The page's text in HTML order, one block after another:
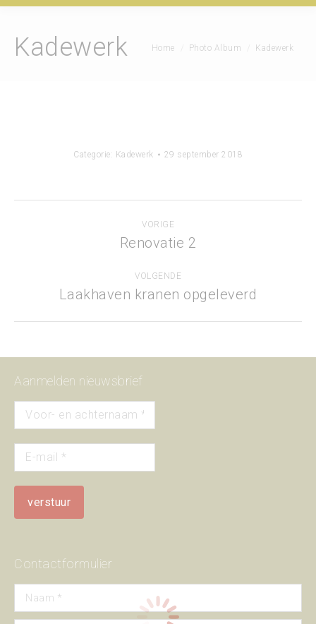
Kadewerk Je bent hier:
Home Photo Album Kadewerk
Categorie: Kadewerk 29 september 2018
VORIGE
Vorig
Renovatie 2
VOLGENDE
Volgend
Laakhaven kranen opgeleverd
Aanmelden nieuwsbrief
Contactformulier
Naam *